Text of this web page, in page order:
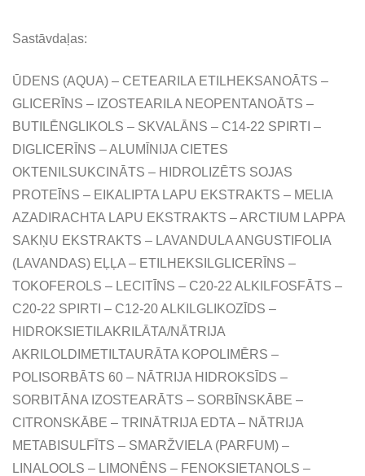
Sastāvdaļas:
ŪDENS (AQUA) – CETEARILA ETILHEKSANOĀTS –
GLICERĪNS – IZOSTEARILA NEOPENTANOĀTS –
BUTILĒNGLIKOLS – SKVALĀNS – C14-22 SPIRTI –
DIGLICERĪNS – ALUMĪNIJA CIETES
OKTENILSUKCINĀTS – HIDROLIZĒTS SOJAS
PROTEĪNS – EIKALIPTA LAPU EKSTRAKTS – MELIA
AZADIRACHTA LAPU EKSTRAKTS – ARCTIUM LAPPA
SAKŅU EKSTRAKTS – LAVANDULA ANGUSTIFOLIA
(LAVANDAS) EĻĻA – ETILHEKSILGLICERĪNS –
TOKOFEROLS – LECITĪNS – C20-22 ALKILFOSFĀTS –
C20-22 SPIRTI – C12-20 ALKILGLIKOZĪDS –
HIDROKSIETILAKRILĀTA/NĀTRIJA
AKRILOLDIMETILTAURĀTA KOPOLIMĒRS –
POLISORBĀTS 60 – NĀTRIJA HIDROKSĪDS –
SORBITĀNA IZOSTEARĀTS – SORBĪNSKĀBE –
CITRONSKĀBE – TRINĀTRIJA EDTA – NĀTRIJA
METABISULFĪTS – SMARŽVIELA (PARFUM) –
LINALOOLS – LIMONĒNS – FENOKSIETANOLS –